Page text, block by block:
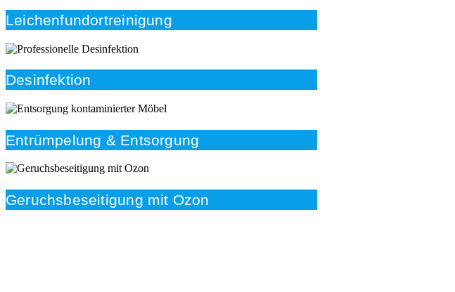
Leichenfundortreinigung
Desinfektion
Entrümpelung & Entsorgung
Geruchsbeseitigung mit Ozon